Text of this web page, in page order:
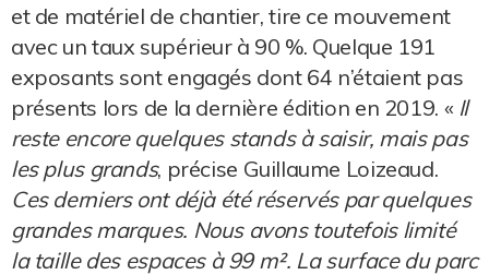
et de matériel de chantier, tire ce mouvement
avec un taux supérieur à 90 %. Quelque 191
exposants sont engagés dont 64 n’étaient pas
présents lors de la dernière édition en 2019. « Il
reste encore quelques stands à saisir, mais pas
les plus grands, précise Guillaume Loizeaud.
Ces derniers ont déjà été réservés par quelques
grandes marques. Nous avons toutefois limité
la taille des espaces à 99 m². La surface du parc